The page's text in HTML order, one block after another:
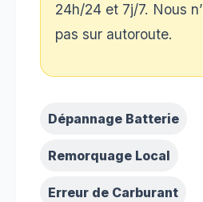
24h/24 et 7j/7. Nous
pas sur autoroute.
Dépannage Batterie
Remorquage Local
Erreur de Carburant